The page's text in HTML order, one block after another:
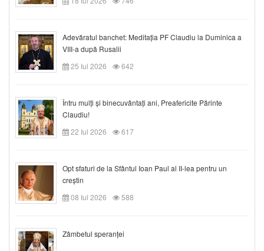
Adevăratul banchet: Meditația PF Claudiu la Duminica a
VIII-a după Rusalii
25 Iul 2026
642
Întru mulți și binecuvântați ani, Preafericite Părinte
Claudiu!
22 Iul 2026
617
Opt sfaturi de la Sfântul Ioan Paul al II-lea pentru un
creștin
08 Iul 2026
588
Zâmbetul speranței